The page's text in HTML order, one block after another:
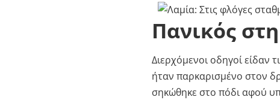
Πανικός
Διερχόμενοι οδηγοί είδαν
ήταν παρκαρισμένο στον
σηκώθηκε στο πόδι αφού